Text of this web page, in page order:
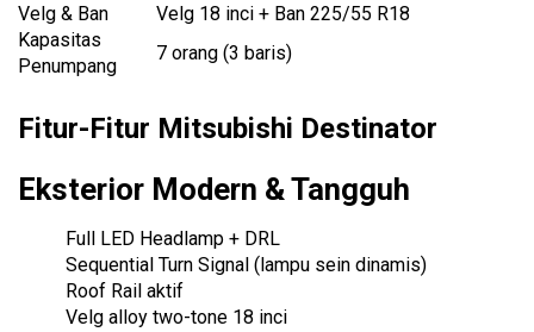
Velg & Ban
Velg 18 inci + Ban 225/55 R18
Kapasitas
Penumpang
7 orang (3 baris)
Fitur-Fitur Mitsubishi Destinator
Eksterior Modern & Tangguh
Full LED Headlamp + DRL
Sequential Turn Signal (lampu sein dinamis)
Roof Rail aktif
Velg alloy two-tone 18 inci